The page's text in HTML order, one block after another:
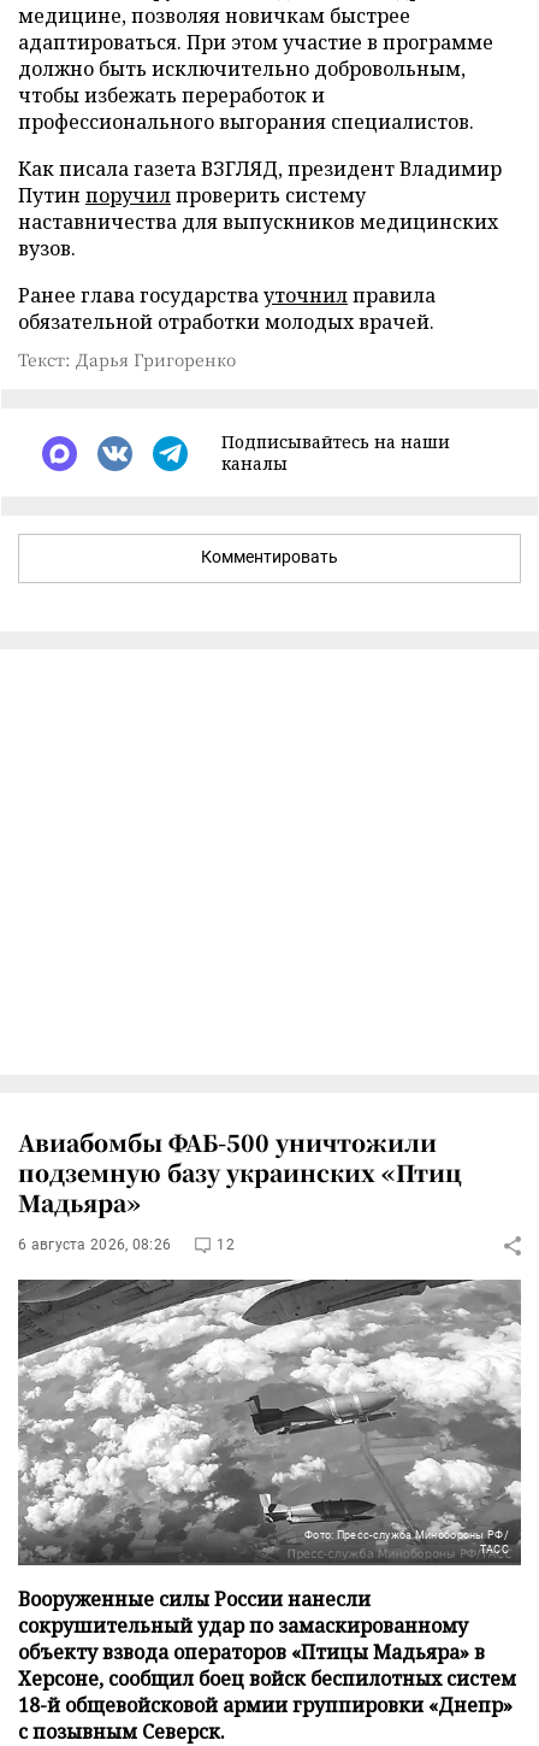
медицине, позволяя новичкам быстрее
адаптироваться. При этом участие в программе
должно быть исключительно добровольным,
чтобы избежать переработок и
профессионального выгорания специалистов.
Как писала газета ВЗГЛЯД, президент Владимир
Путин поручилпроверить систему
наставничества для выпускников медицинских
вузов.
Ранее глава государствауточнилправила
обязательной отработки молодых врачей.
Текст: Дарья Григоренко
Подписывайтесь на наши
каналы
Комментировать
Авиабомбы ФАБ-500 уничтожили
подземную базу украинских «Птиц
Мадьяра»
6 августа 2026, 08:26 12
Фото: Пресс-служба Минобороны РФ/
ТАСС
Вооруженные силы России нанесли
сокрушительный удар по замаскированному
объекту взвода операторов «Птицы Мадьяра» в
Херсоне, сообщил боец войск беспилотных систем
18-й общевойсковой армии группировки «Днепр»
с позывным Северск.